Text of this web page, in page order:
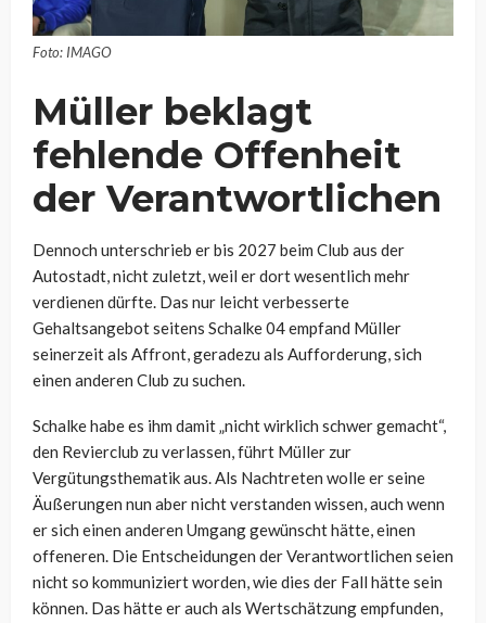
Foto: IMAGO
Müller beklagt
fehlende Offenheit
der Verantwortlichen
Dennoch unterschrieb er bis 2027 beim Club aus der
Autostadt, nicht zuletzt, weil er dort wesentlich mehr
verdienen dürfte. Das nur leicht verbesserte
Gehaltsangebot seitens Schalke 04 empfand Müller
seinerzeit als Affront, geradezu als Aufforderung, sich
einen anderen Club zu suchen.
Schalke habe es ihm damit „nicht wirklich schwer gemacht“,
den Revierclub zu verlassen, führt Müller zur
Vergütungsthematik aus. Als Nachtreten wolle er seine
Äußerungen nun aber nicht verstanden wissen, auch wenn
er sich einen anderen Umgang gewünscht hätte, einen
offeneren. Die Entscheidungen der Verantwortlichen seien
nicht so kommuniziert worden, wie dies der Fall hätte sein
können. Das hätte er auch als Wertschätzung empfunden,